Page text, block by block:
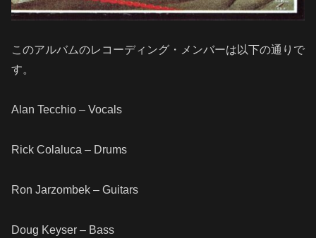
このアルバムのレコーディング・メンバーは以下の通りで
す。
Alan Tecchio – Vocals
Rick Colaluca – Drums
Ron Jarzombek – Guitars
Doug Keyser – Bass